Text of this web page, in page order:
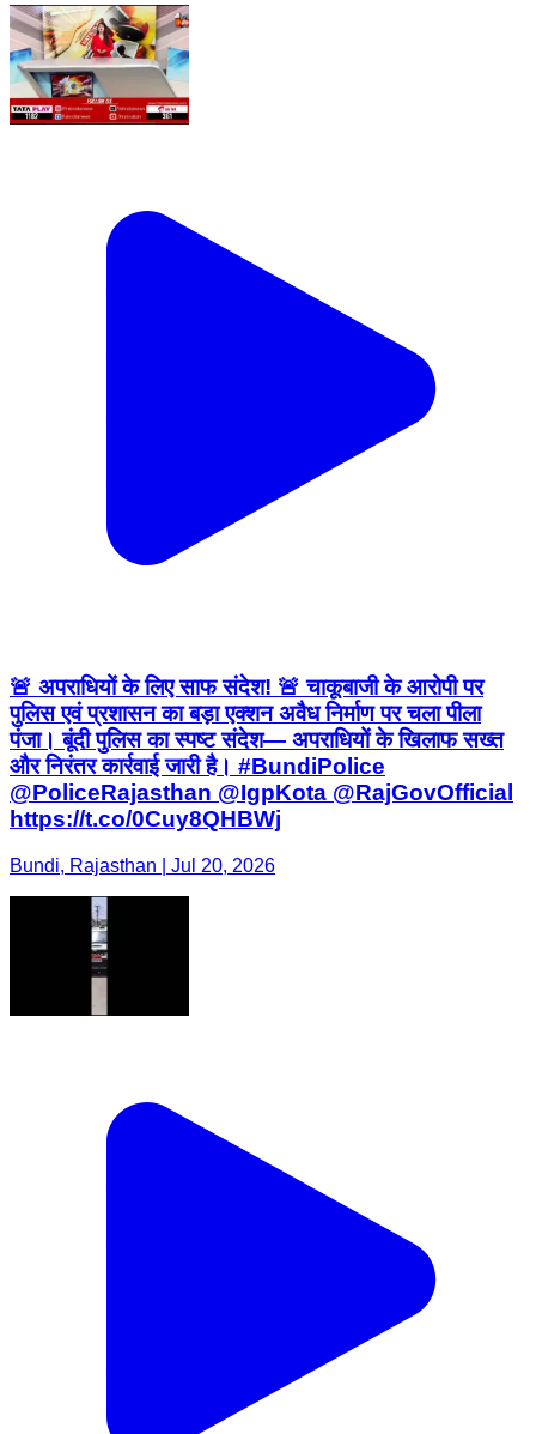
🚨 अपराधियों के लिए साफ संदेश! 🚨 चाकूबाजी के आरोपी पर
पुलिस एवं प्रशासन का बड़ा एक्शन अवैध निर्माण पर चला पीला
पंजा। बूंदी पुलिस का स्पष्ट संदेश— अपराधियों के खिलाफ सख्त
और निरंतर कार्रवाई जारी है। #BundiPolice
@PoliceRajasthan @IgpKota @RajGovOfficial
https://t.co/0Cuy8QHBWj
Bundi, Rajasthan | Jul 20, 2026